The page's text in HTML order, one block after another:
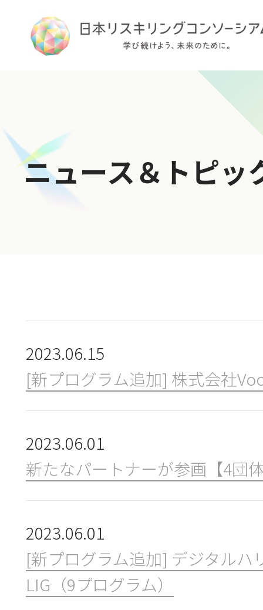
ログイン
使い方
ニュース＆トピックス
お問合せ
ニュース＆トピッ
2023.06.15
[新プログラム追加] 株式会社
2023.06.01
新たなパートナーが参画【4団
2023.06.01
[新プログラム追加] デジタルハ
LIG（9プログラム）